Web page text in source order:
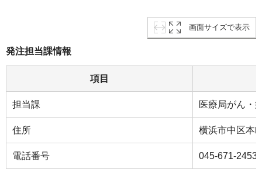
画面サイズで表示
発注担当課情報
項目
担当課 医療局がん・
住所 横浜市中区本
電話番号 045-671-2453